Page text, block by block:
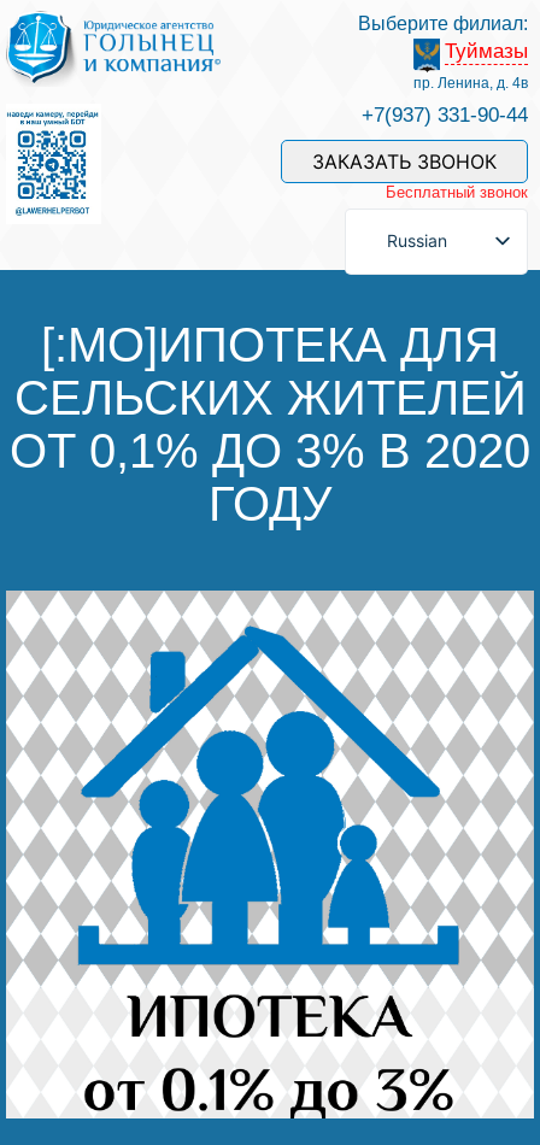
Услуги и наши специалисты
Оплата услуг
Задать вопрос
Отзывы
Полезные статьи
Видео о нас
Выберите филиал:
Туймазы
пр. Ленина, д. 4в
+7(937) 331-90-44
ЗАКАЗАТЬ ЗВОНОК
Бесплатный звонок
Russian
[:MO]ИПОТЕКА ДЛЯ
СЕЛЬСКИХ ЖИТЕЛЕЙ
ОТ 0,1% ДО 3% В 2020
ГОДУ